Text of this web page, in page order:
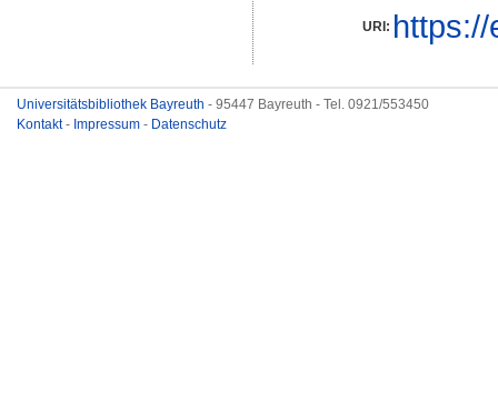
URI:
Universitätsbibliothek Bayreuth - 95447 Bayreuth - Tel. 0921/553450
Kontakt- Impressum - Datenschutz